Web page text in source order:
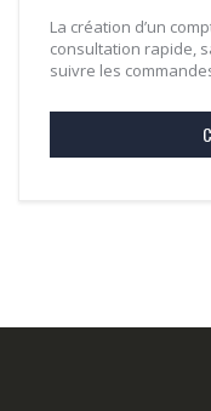
La création d’un
consultation rapide,
suivre les